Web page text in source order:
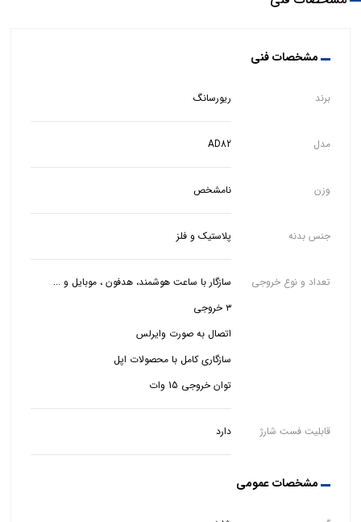
مشخصات فنی
برند ریورسانگ
مدل AD82
وزن نامشخص
جنس بدنه پلاستیک و فلز
تعداد و نوع خروجی
اتصال به صورت وایرلس
توان خروجی 15 وات
قابلیت فست شارژ دارد
مشخصات عمومی